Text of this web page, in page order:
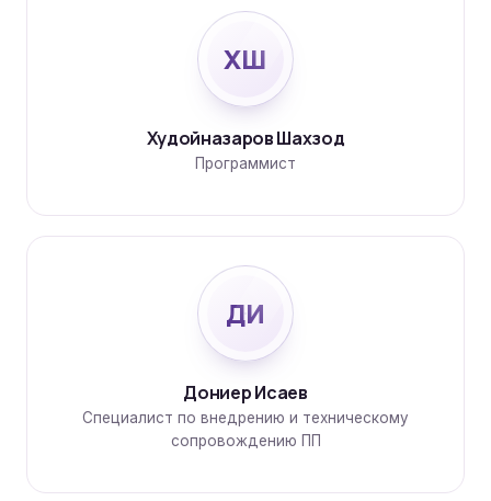
ХШ
Худойназаров Шахзод
Программист
ДИ
Дониер Исаев
Специалист по внедрению и техническому
сопровождению ПП